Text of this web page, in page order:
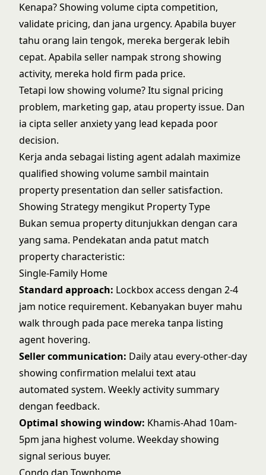
Kenapa? Showing volume cipta competition,
validate pricing, dan jana urgency. Apabila buyer
tahu orang lain tengok, mereka bergerak lebih
cepat. Apabila seller nampak strong showing
activity, mereka hold firm pada price.
Tetapi low showing volume? Itu signal pricing
problem, marketing gap, atau property issue. Dan
ia cipta seller anxiety yang lead kepada poor
decision.
Kerja anda sebagai listing agent adalah maximize
qualified showing volume sambil maintain
property presentation dan seller satisfaction.
Showing Strategy mengikut Property Type
Bukan semua property ditunjukkan dengan cara
yang sama. Pendekatan anda patut match
property characteristic:
Single-Family Home
Standard approach: Lockbox access dengan 2-4
jam notice requirement. Kebanyakan buyer mahu
walk through pada pace mereka tanpa listing
agent hovering.
Seller communication: Daily atau every-other-day
showing confirmation melalui text atau
automated system. Weekly activity summary
dengan feedback.
Optimal showing window: Khamis-Ahad 10am-
5pm jana highest volume. Weekday showing
signal serious buyer.